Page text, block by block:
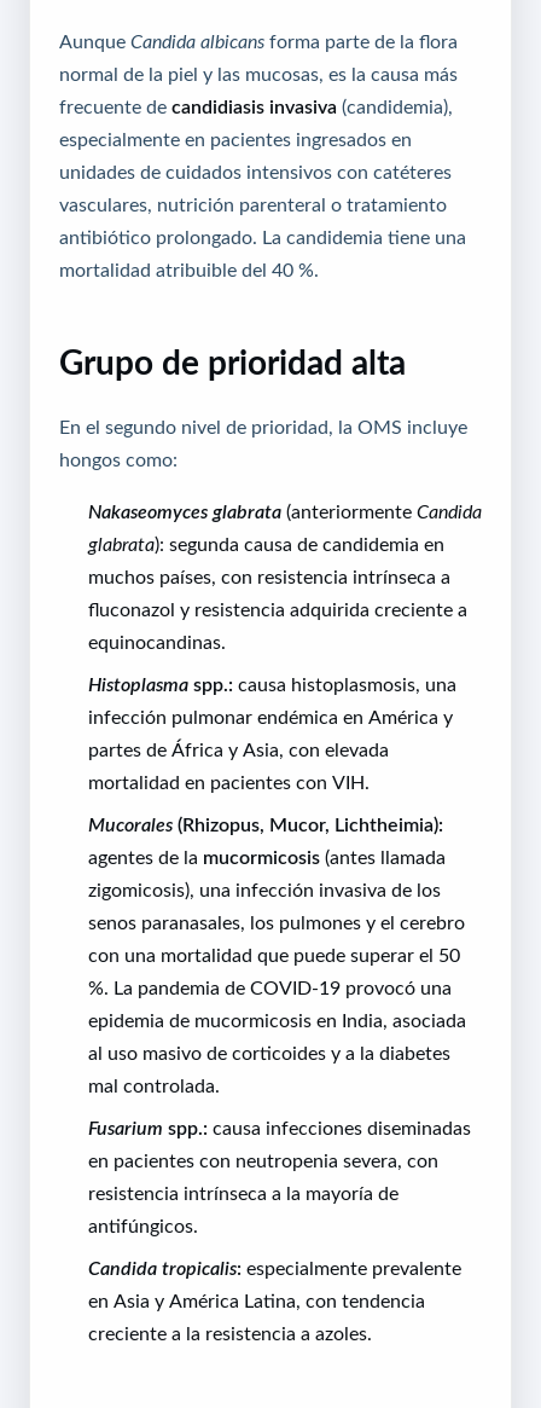
Aunque Candida albicans forma parte de la flora
normal de la piel y las mucosas, es la causa más
frecuente de candidiasis invasiva (candidemia),
especialmente en pacientes ingresados en
unidades de cuidados intensivos con catéteres
vasculares, nutrición parenteral o tratamiento
antibiótico prolongado. La candidemia tiene una
mortalidad atribuible del 40 %.
Grupo de prioridad alta
En el segundo nivel de prioridad, la OMS incluye
hongos como:
Nakaseomyces glabrata (anteriormente Candida
glabrata): segunda causa de candidemia en
muchos países, con resistencia intrínseca a
fluconazol y resistencia adquirida creciente a
equinocandinas.
Histoplasma spp.: causa histoplasmosis, una
infección pulmonar endémica en América y
partes de África y Asia, con elevada
mortalidad en pacientes con VIH.
Mucorales (Rhizopus, Mucor, Lichtheimia):
agentes de la mucormicosis (antes llamada
zigomicosis), una infección invasiva de los
senos paranasales, los pulmones y el cerebro
con una mortalidad que puede superar el 50
%. La pandemia de COVID-19 provocó una
epidemia de mucormicosis en India, asociada
al uso masivo de corticoides y a la diabetes
mal controlada.
Fusarium spp.: causa infecciones diseminadas
en pacientes con neutropenia severa, con
resistencia intrínseca a la mayoría de
antifúngicos.
Candida tropicalis: especialmente prevalente
en Asia y América Latina, con tendencia
creciente a la resistencia a azoles.